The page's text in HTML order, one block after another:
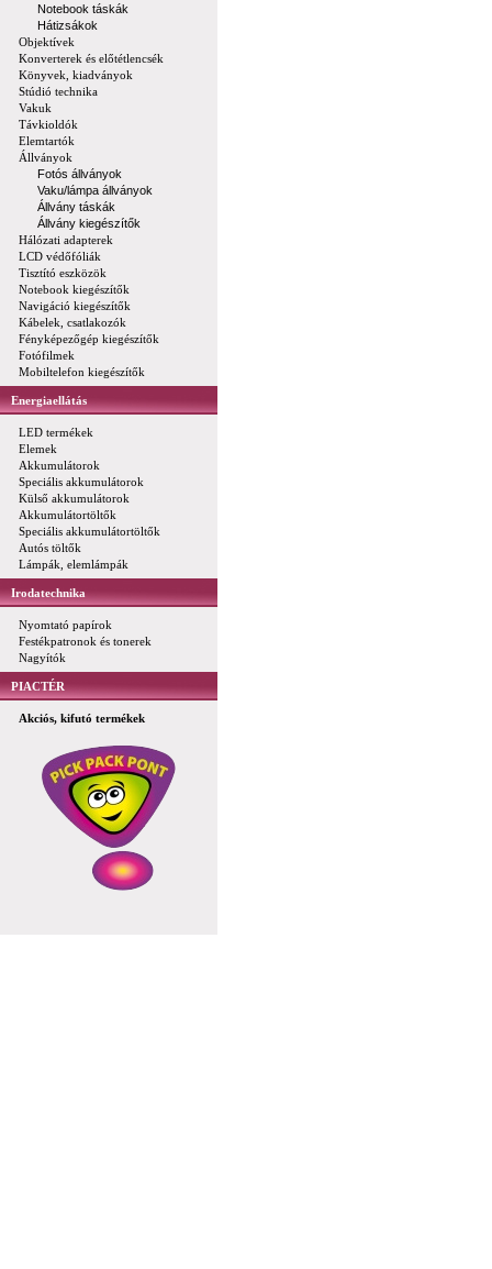
Notebook táskák
Hátizsákok
Objektívek
Konverterek és előtétlencsék
Könyvek, kiadványok
Stúdió technika
Vakuk
Távkioldók
Elemtartók
Állványok
Fotós állványok
Vaku/lámpa állványok
Állvány táskák
Állvány kiegészítők
Hálózati adapterek
LCD védőfóliák
Tisztító eszközök
Notebook kiegészítők
Navigáció kiegészítők
Kábelek, csatlakozók
Fényképezőgép kiegészítők
Fotófilmek
Mobiltelefon kiegészítők
Energiaellátás
LED termékek
Elemek
Akkumulátorok
Speciális akkumulátorok
Külső akkumulátorok
Akkumulátortöltők
Speciális akkumulátortöltők
Autós töltők
Lámpák, elemlámpák
Irodatechnika
Nyomtató papírok
Festékpatronok és tonerek
Nagyítók
PIACTÉR
Akciós, kifutó termékek